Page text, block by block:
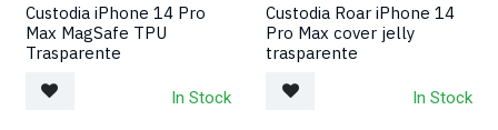
Custodia iPhone 14 Pro
Max MagSafe TPU
Trasparente
In Stock
Custodia Roar iPhone 14
Pro Max cover jelly
trasparente
In Stock